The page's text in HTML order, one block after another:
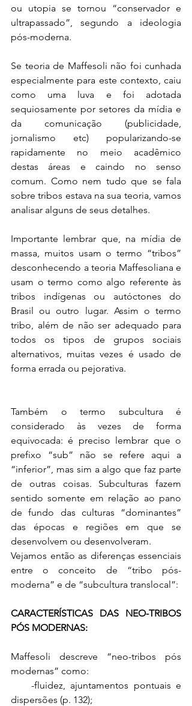
ou utopia se tornou “conservador e
ultrapassado”, segundo a ideologia
pós-moderna.
Se teoria de Maffesoli não foi cunhada
especialmente para este contexto, caiu
como uma luva e foi adotada
sequiosamente por setores da mídia e
da comunicação (publicidade,
jornalismo etc) popularizando-se
rapidamente no meio acadêmico
destas áreas e caindo no senso
comum. Como nem tudo que se fala
sobre tribos estava na sua teoria, vamos
analisar alguns de seus detalhes.
Importante lembrar que, na mídia de
massa, muitos usam o termo “tribos”
desconhecendo a teoria Maffesoliana e
usam o termo como algo referente às
tribos indígenas ou autóctones do
Brasil ou outro lugar. Assim o termo
tribo, além de não ser adequado para
todos os tipos de grupos sociais
alternativos, muitas vezes é usado de
forma errada ou pejorativa.
Também o termo subcultura é
considerado às vezes de forma
equivocada: é preciso lembrar que o
prefixo “sub” não se refere aqui a
“inferior”, mas sim a algo que faz parte
de outras coisas. Subculturas fazem
sentido somente em relação ao pano
de fundo das culturas “dominantes”
das épocas e regiões em que se
desenvolvem ou desenvolveram.
Vejamos então as diferenças essenciais
entre o conceito de “tribo pós-
moderna” e de “subcultura translocal”:
CARACTERÍSTICAS DAS NEO-TRIBOS
PÓS MODERNAS:
Maffesoli descreve “neo-tribos pós
modernas” como:
dispersões (p. 132);